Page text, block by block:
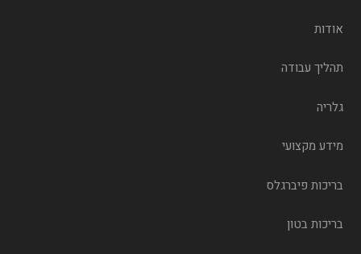
אודות
תהליך עבודה
גלריה
מידע מקצועי
בריכות פיברגלס
בריכות בטון